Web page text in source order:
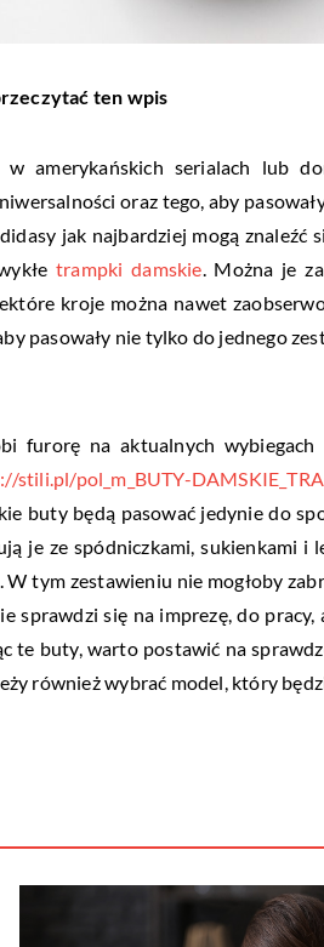
ten wpis
amerykańskich serialach lub
oraz tego, aby
jak najbardziej mogą znaleźć
trampki damskie. Można je
kroje można nawet
pasowały nie tylko do jednego
furorę na aktualnych wybiegach
stili.pl/pol_m_BUTY-
buty będą pasować jedynie do
je ze spódniczkami, sukienkami i
tym zestawieniu nie mogłoby
się na imprezę, do pracy,
te buty, warto postawić na
również wybrać model, który